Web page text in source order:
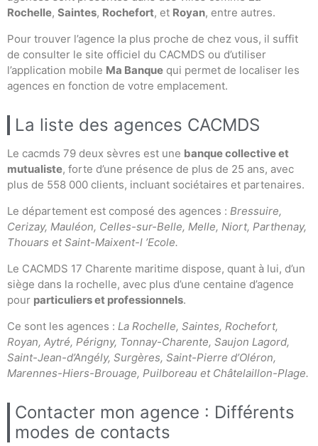
Rochelle, Saintes, Rochefort, et Royan, entre autres.
Pour trouver l’agence la plus proche de chez vous, il suffit
de consulter le site officiel du CACMDS ou d’utiliser
l’application mobile Ma Banque qui permet de localiser les
agences en fonction de votre emplacement.
La liste des agences CACMDS
Le cacmds 79 deux sèvres est une banque collective et
mutualiste, forte d’une présence de plus de 25 ans, avec
plus de 558 000 clients, incluant sociétaires et partenaires.
Le département est composé des agences : Bressuire,
Cerizay, Mauléon, Celles-sur-Belle, Melle, Niort, Parthenay,
Thouars et Saint-Maixent-l ’Ecole.
Le CACMDS 17 Charente maritime dispose, quant à lui, d’un
siège dans la rochelle, avec plus d’une centaine d’agence
pour particuliers et professionnels.
Ce sont les agences : La Rochelle, Saintes, Rochefort,
Royan, Aytré, Périgny, Tonnay-Charente, Saujon Lagord,
Saint-Jean-d’Angély, Surgères, Saint-Pierre d’Oléron,
Marennes-Hiers-Brouage, Puilboreau et Châtelaillon-Plage.
Contacter mon agence : Différents
modes de contacts